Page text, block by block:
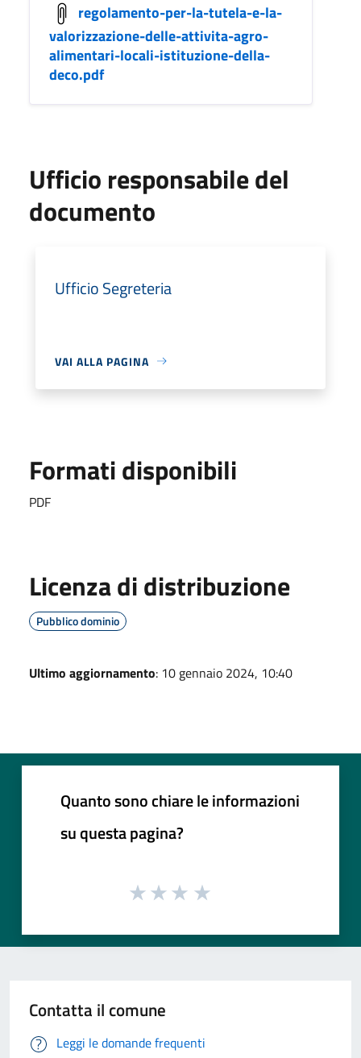
regolamento-per-la-tutela-e-la-
valorizzazione-delle-attivita-agro-
alimentari-locali-istituzione-della-
deco.pdf
Ufficio responsabile del
documento
Ufficio Segreteria
VAI ALLA PAGINA
Formati disponibili
PDF
Licenza di distribuzione
Pubblico dominio
Ultimo aggiornamento: 10 gennaio 2024, 10:40
Quanto sono chiare le informazioni
su questa pagina?
Contatta il comune
Leggi le domande frequenti